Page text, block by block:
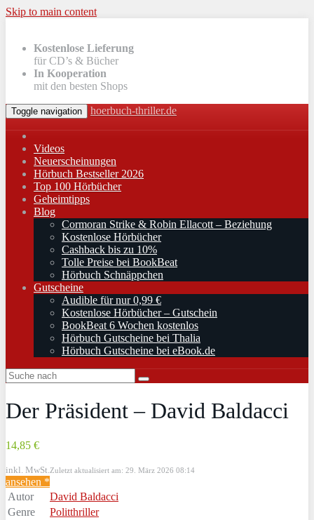
Skip to main content
Kostenlose Lieferung
für CD’s & Bücher
In Kooperation
mit den besten Shops
Toggle navigation hoerbuch-thriller.de
Videos
Neuerscheinungen
Hörbuch Bestseller 2026
Top 100 Hörbücher
Geheimtipps
Blog
Cormoran Strike & Robin Ellacott – Beziehung
Kostenlose Hörbücher
Cashback bis zu 10%
Tolle Preise bei BookBeat
Hörbuch Schnäppchen
Gutscheine
Audible für nur 0,99 €
Kostenlose Hörbücher – Gutschein
BookBeat 6 Wochen kostenlos
Hörbuch Gutscheine bei Thalia
Hörbuch Gutscheine bei eBook.de
Der Präsident – David Baldacci
14,85 €
inkl. MwSt. Zuletzt aktualisiert am: 29. März 2026 08:14
ansehen *
Autor
David Baldacci
Genre
Politthriller